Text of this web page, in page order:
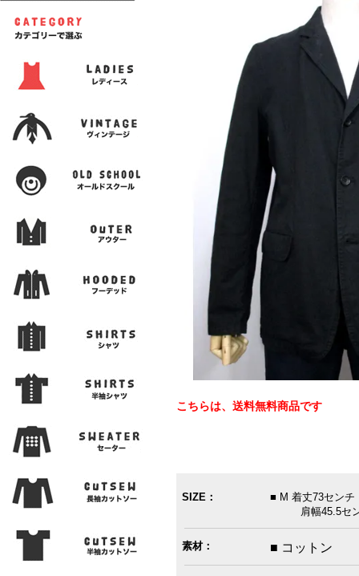
こちらは、送料無料商品です
SIZE：
■ M 着丈73セン
肩幅45.5セン
素材： ■ コットン